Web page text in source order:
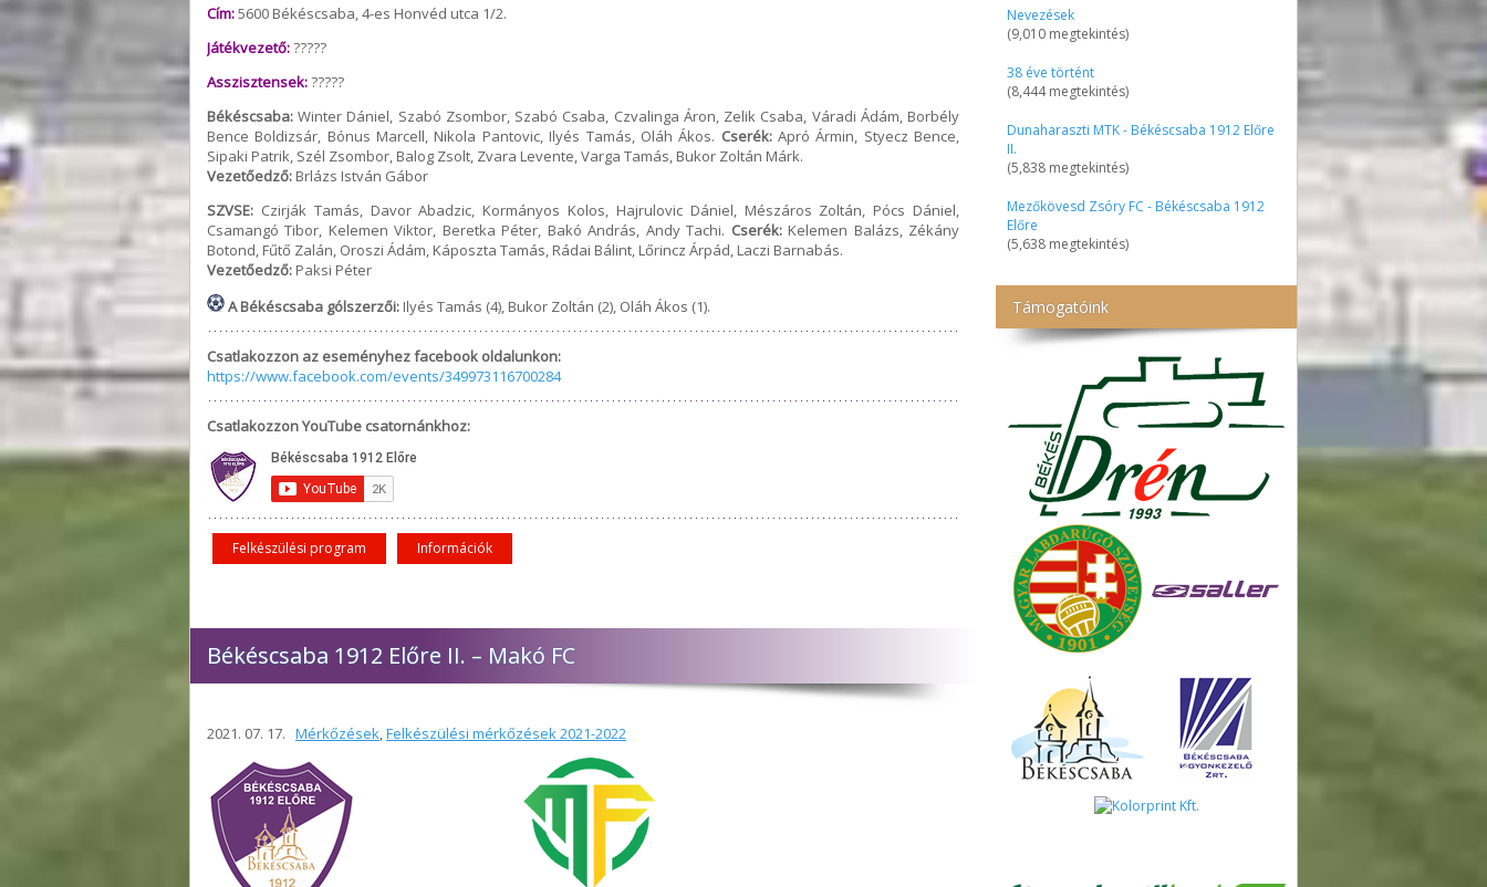
Nevezések
(9,010 megtekintés)
38 éve történt
(8,444 megtekintés)
Dunaharaszti MTK - Békéscsaba 1912 Előre
II.
(5,838 megtekintés)
Mezőkövesd Zsóry FC - Békéscsaba 1912
Előre
(5,638 megtekintés)
Támogatóink
Cím:5600 Békéscsaba, 4-es Honvéd utca 1/2.
Játékvezető:?????
Asszisztensek:?????
Békéscsaba: Winter Dániel, Szabó Zsombor, Szabó Csaba, Czvalinga Áron, Zelik Csaba, Váradi Ádám, Borbély
Bence Boldizsár, Bónus Marcell, Nikola Pantovic, Ilyés Tamás, Oláh Ákos. Cserék:Apró Ármin, Styecz Bence,
Sipaki Patrik, Szél Zsombor, Balog Zsolt, Zvara Levente, Varga Tamás, Bukor Zoltán Márk.
Vezetőedző: Brlázs István Gábor
SZVSE: Czirják Tamás, Davor Abadzic, Kormányos Kolos, Hajrulovic Dániel, Mészáros Zoltán, Pócs Dániel,
Csamangó Tibor, Kelemen Viktor, Beretka Péter, Bakó András, Andy Tachi. Cserék:Kelemen Balázs, Zékány
Botond, Fűtő Zalán, Oroszi Ádám, Káposzta Tamás, Rádai Bálint, Lőrincz Árpád, Laczi Barnabás.
Vezetőedző: Paksi Péter
A Békéscsaba gólszerzői: Ilyés Tamás (4), Bukor Zoltán (2), Oláh Ákos (1).
Csatlakozzon az eseményhez facebook oldalunkon:
https://www.facebook.com/events/349973116700284
Csatlakozzon YouTube csatornánkhoz:
Felkészülési program Információk
Békéscsaba 1912 Előre II. – Makó FC
2021. 07. 17. Mérkőzések,Felkészülési mérkőzések 2021-2022